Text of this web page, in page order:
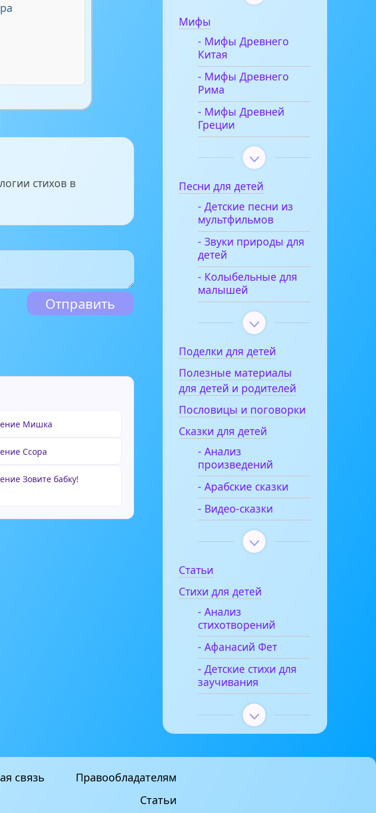
стихов в
Мишка
Ссора
Зовите бабку!
Мифы
- Мифы Древнего
Китая
- Мифы Древнего
Рима
- Мифы Древней
Греции
Песни для детей
- Детские песни из
мультфильмов
- Звуки природы для
детей
- Колыбельные для
малышей
Поделки для детей
Полезные материалы
для детей и родителей
Пословицы и поговорки
Сказки для детей
- Анализ
произведений
- Арабские сказки
- Видео-сказки
Статьи
Стихи для детей
- Анализ
стихотворений
- Афанасий Фет
- Детские стихи для
заучивания
связь
Правообладателям
Статьи